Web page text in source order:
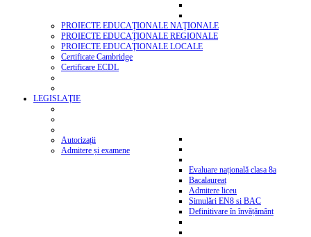
PROIECTE EDUCAŢIONALE NAŢIONALE
PROIECTE EDUCAŢIONALE REGIONALE
PROIECTE EDUCAŢIONALE LOCALE
Certificate Cambridge
Certificare ECDL
LEGISLAŢIE
Autorizații
Admitere și examene
Evaluare națională clasa 8a
Bacalaureat
Admitere liceu
Simulări EN8 si BAC
Definitivare în învățământ